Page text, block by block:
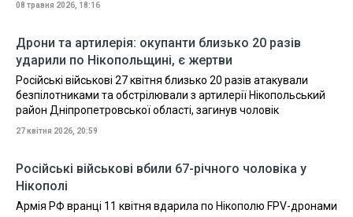
08 травня 2026, 18:16
Дрони та артилерія: окупанти близько 20 разів
ударили по Нікопольщині, є жертви
Російські військові 27 квітня близько 20 разів атакували
безпілотниками та обстрілювали з артилерії Нікопольський
район Дніпропетровської області, загинув чоловік
27 квітня 2026, 20:59
Російські військові вбили 67-річного чоловіка у
Нікополі
Армія РФ вранці 11 квітня вдарила по Нікополю FPV-дронами